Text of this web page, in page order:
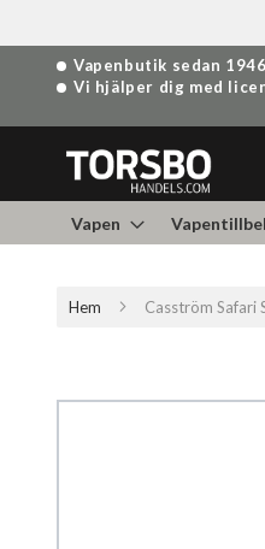
Hoppa
till
Vapenbutik sedan 1946
Vi hjälper dig med
Vapen
Hem Casström